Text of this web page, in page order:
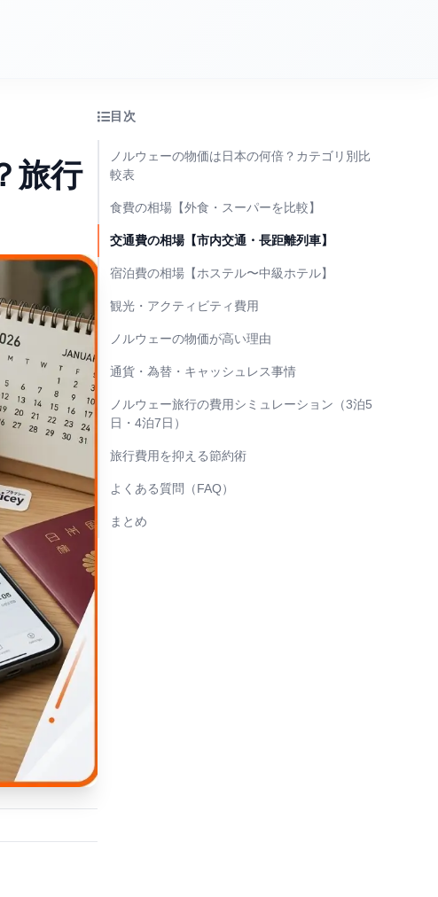
旅行
目次
ノルウェーの物価は日本の何倍？カテゴリ別比
較表
食費の相場【外食・スーパーを比較】
交通費の相場【市内交通・長距離列車】
宿泊費の相場【ホステル〜中級ホテル】
観光・アクティビティ費用
ノルウェーの物価が高い理由
通貨・為替・キャッシュレス事情
ノルウェー旅行の費用シミュレーション（3泊5
日・4泊7日）
旅行費用を抑える節約術
よくある質問（FAQ）
まとめ